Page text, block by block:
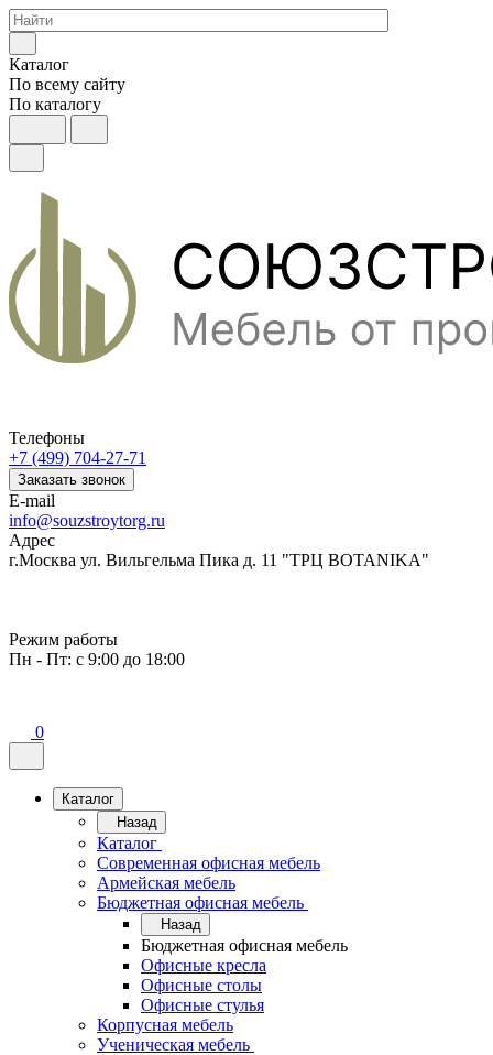
Каталог
По всему сайту
По каталогу
Телефоны
+7 (499) 704-27-71
Заказать звонок
E-mail
info@souzstroytorg.ru
Адрес
г.Москва ул. Вильгельма Пика д. 11 "ТРЦ BOTANIKA"
Режим работы
Пн - Пт: с 9:00 до 18:00
0
Каталог
Назад
Каталог
Современная офисная мебель
Армейская мебель
Бюджетная офисная мебель
Назад
Бюджетная офисная мебель
Офисные кресла
Офисные столы
Офисные стулья
Корпусная мебель
Ученическая мебель